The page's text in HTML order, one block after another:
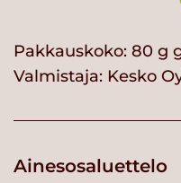
Pakkauskoko: 80 g
Valmistaja: Kesko
Ainesosaluettelo